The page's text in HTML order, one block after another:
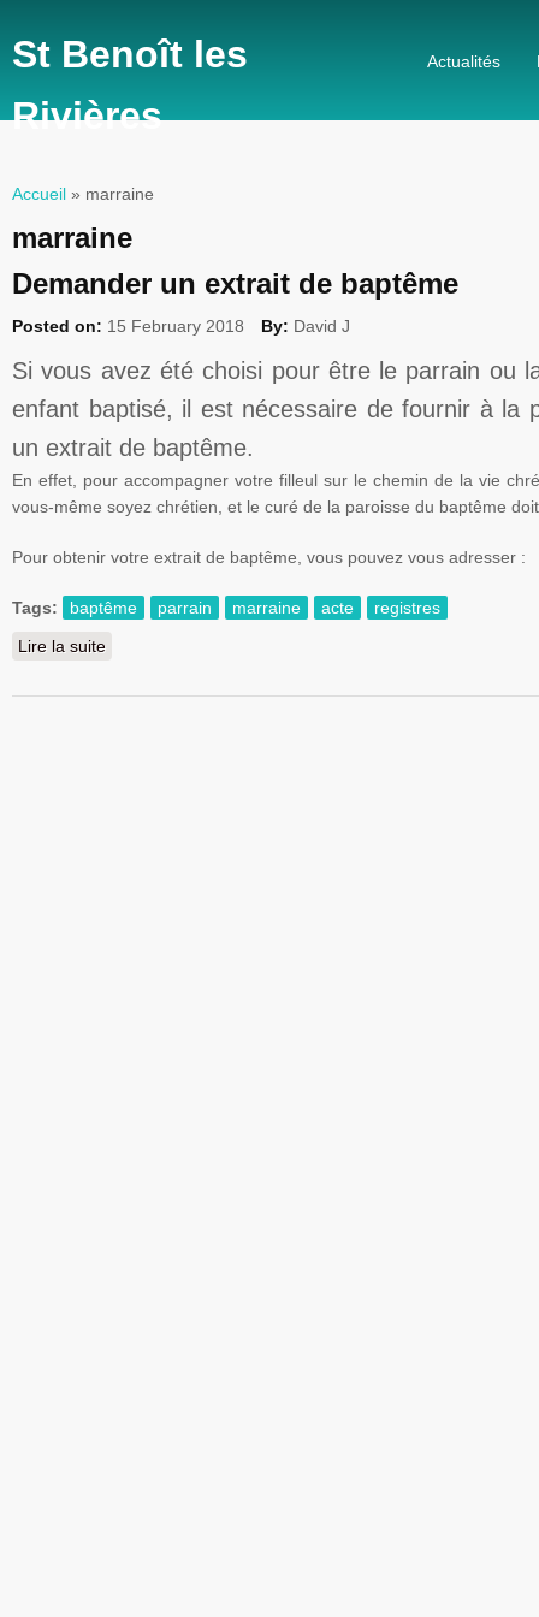
St Benoît les
Rivières
Actualités
Vous êtes ici
Accueil » marraine
marraine
Demander un extrait de baptême
Posted on: 15 February 2018 By: David J
Si vous avez été choisi pour être le parrain ou
enfant baptisé, il est nécessaire de fournir à la
un extrait de baptême.
En effet, pour accompagner votre filleul sur le chemin de la vie
vous-même soyez chrétien, et le curé de la paroisse du baptême
Pour obtenir votre extrait de baptême, vous pouvez vous adresser :
Tags: baptême parrain marraine acte
registres
Lire la suite